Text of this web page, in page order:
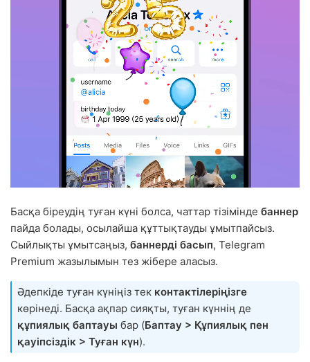
Басқа біреудің туған күні болса, чаттар тізімінде баннер
пайда болады, осылайша құттықтауды ұмытпайсыз.
Сыйлықты ұмытсаңыз, баннерді басып, Telegram
Premium жазылымын тез жібере аласыз.
Әдепкіде туған күніңіз тек контактілеріңізге
көрінеді. Басқа ақпар сияқты, туған күннің де
құпиялық баптауы бар (Баптау > Құпиялық пен
қауіпсіздік > Туған күн).